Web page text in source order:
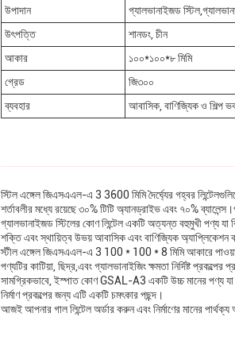
উপাদান
গ্যালভানাইজড
উৎপত্তি
শানডং, চীন
আকার
১০০*১০০*৮ মিমি
গ্রেড
জি৩০০
ব্যবহার
আবাসিক, বাণিজ্যিক ও শিল্প
স্টিল এঙ্গেল জিএসএএল-এ 3 3600 মিমি দৈর্ঘ্যের গহ্বর
শর্তাবলীর মধ্যে রয়েছে ৩০% টিটি অ্যানড্রাইভ এবং ৭০%
গ্যালভানাইজড স্টিলের কোণ লিন্টেল একটি অত্যন্ত বহুমুখী পণ্য যা
শক্তি এবং স্থায়িত্ব উভয় আবাসিক এবং বাণিজ্যিক অ্যাপ্লিকেশন
স্টীল এঙ্গেল জিএসএএল-এ 3 100 * 100 * 8 মিমি আকারে পাওয়া
পণ্যটির কাটিয়া, ছিদ্র,এবং গ্যালভানাইজিং ক্ষমতা নির্দিষ্ট
সামগ্রিকভাবে, ইস্পাত কোণ GSAL-A3 একটি উচ্চ মানের পণ্য
নির্মাণ প্রকল্পের জন্য এটি একটি চমৎকার পছন্দ।
আজই আপনার গাল লিন্টেল অর্ডার করুন এবং নির্মাণের মানের